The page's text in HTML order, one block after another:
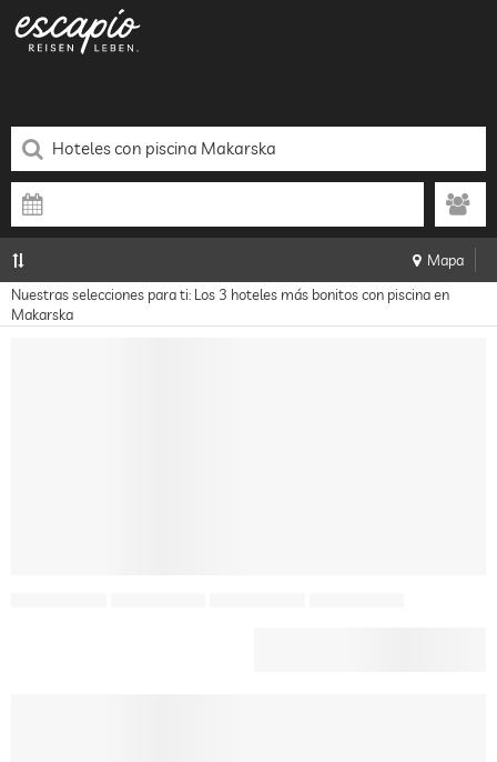
Mapa
Nuestras selecciones para ti: Los 3 hoteles más bonitos con piscina en
Makarska